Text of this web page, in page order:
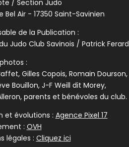
/ Section Judo
Bel Air - 17350 Saint-Savinien
de la Publication :
Judo Club Savinois / Patrick Ferard
:
Gilles Copois, Romain Dourson,
Bouillon, J-F Weill dit Morey,
parents et bénévoles du club.
et évolutions : Agence Pixel 17
: OVH
légales : Cliquez ici